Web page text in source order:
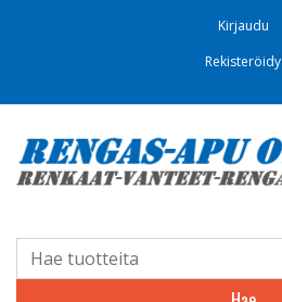
Kirjaudu
Rekisteröidy